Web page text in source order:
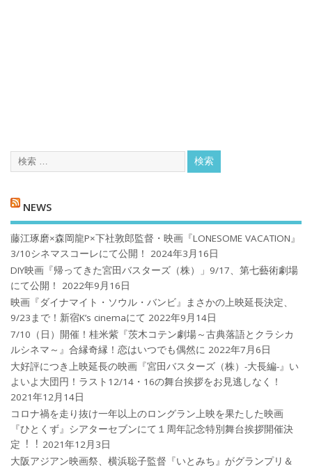
NEWS
藤江琢磨×森岡龍P×下社敦郎監督・映画『LONESOME VACATION』
3/10シネマスコーレにて公開！
2024年3月16日
DIY映画『帰ってきた宮田バスターズ（株）」9/17、第七藝術劇場
にて公開！
2022年9月16日
映画『ダイナマイト・ソウル・バンビ』まさかの上映延長決定、
9/23まで！新宿K’s cinemaにて 2022年9月14日
7/10（日）開催！桂米紫『茨木コテン劇場～古典落語とクラシカ
ルシネマ～』合縁奇縁！恋はいつでも偶然に 2022年7月6日
大好評につき上映延長の映画『宮田バスターズ（株）-大長編-』い
よいよ大団円！ラスト12/14・16の舞台挨拶をお見逃しなく！
2021年12月14日
コロナ禍を⾛り抜け⼀年以上のロングラン上映を果たした映画
『ひとくず』シアターセブンにて１周年記念特別舞台挨拶開催決
定︕︕ 2021年12月3日
大阪アジアン映画祭、横浜聡子監督『いとみち』がグランプリ＆